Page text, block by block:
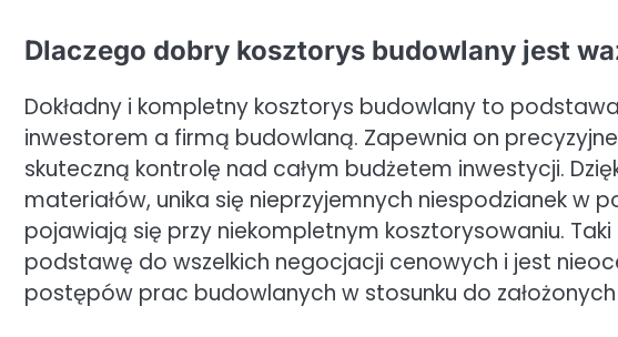
Dlaczego dobry kosztorys budowlany jest
Dokładny i kompletny kosztorys budowlany to
inwestorem a firmą budowlaną. Zapewnia on
skuteczną kontrolę nad całym budżetem inwestycji.
materiałów, unika się nieprzyjemnych niespodzianek w
pojawiają się przy niekompletnym kosztorysowaniu.
podstawę do wszelkich negocjacji cenowych i jest
postępów prac budowlanych w stosunku do